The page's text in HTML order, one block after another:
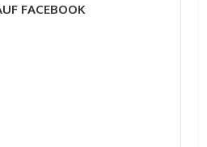
FACEBOOK